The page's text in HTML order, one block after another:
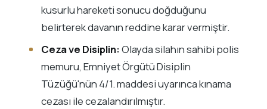
kusurlu hareketi sonucu doğduğunu
belirterek davanın reddine karar vermiştir.
Ceza ve Disiplin:Olayda silahın sahibi polis
memuru, Emniyet Örgütü Disiplin
Tüzüğü'nün 4/1. maddesi uyarınca kınama
cezası ile cezalandırılmıştır.